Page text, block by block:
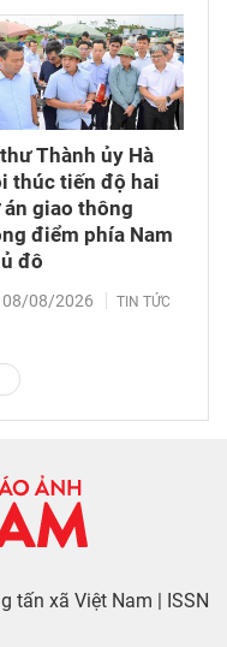
Thành ủy Hà
thúc tiến độ hai
án giao thông
điểm phía Nam
đô
08/08/2026 TIN TỨC
tấn xã Việt Nam | ISSN